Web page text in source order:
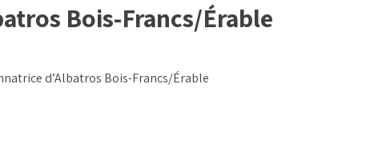
Bois-Francs/Érable
d’Albatros Bois-Francs/Érable